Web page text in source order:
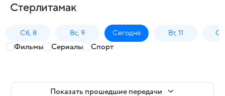
Стерлитамак
Сб, 8 Вс, 9 Сегодня Вт, 11
Фильмы Сериалы Спорт
Показать прошедшие передачи